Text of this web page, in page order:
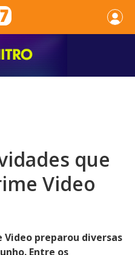
que
Video
Video preparou diversas
Entre os